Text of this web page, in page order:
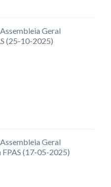
Geral
(25-10-2025)
Geral
(17-05-2025)